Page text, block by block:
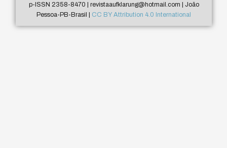
p-ISSN 2358-8470 | revistaaufklarung@hotmail.com | João
Pessoa-PB-Brasil | CC BY Attribution 4.0 International